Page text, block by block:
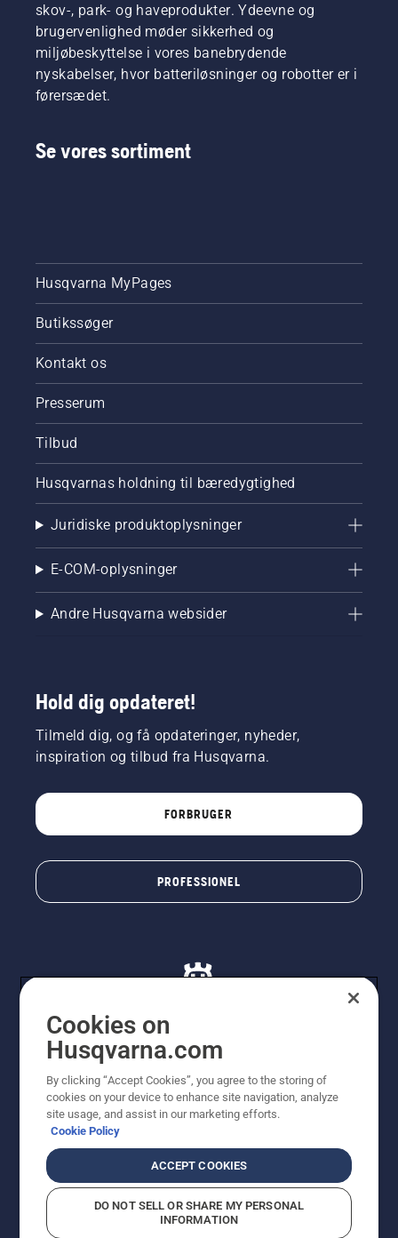
skov-, park- og haveprodukter. Ydeevne og
brugervenlighed møder sikkerhed og
miljøbeskyttelse i vores banebrydende
nyskabelser, hvor batteriløsninger og robotter er i
førersædet.
Se vores sortiment
Husqvarna MyPages
Butikssøger
Kontakt os
Presserum
Tilbud
Husqvarnas holdning til bæredygtighed
Juridiske produktoplysninger
E-COM-oplysninger
Andre Husqvarna websider
Hold dig opdateret!
Tilmeld dig, og få opdateringer, nyheder,
inspiration og tilbud fra Husqvarna.
FORBRUGER
PROFESSIONEL
viste priser er vejledende udsalgspriser. Der tages
forbehold for stave- og trykfejl samt prisændringer. Vi
stræber efter at have så nøjagtige oplysningerne på
dette websted som muligt. Alle anførte priser er
vejledende udsalgspriser (inkl. moms), medmindre
CookiepolitikAnvendelsesvilkår
Bekendtgørelse vedr. beskyttelse af personlige oplysninger
Rapporter formodede overtrædelser
Cookies on
Husqvarna.com
By clicking “Accept Cookies”, you agree to the storing of
cookies on your device to enhance site navigation, analyze
site usage, and assist in our marketing efforts.
Cookie Policy
ACCEPT COOKIES
DO NOT SELL OR SHARE MY PERSONAL
INFORMATION